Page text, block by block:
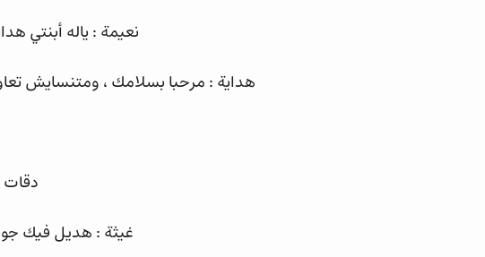
نعيمة : ياله أبنتي
هداية : مرحبا بسلامك ، ومتنسايش
دقات
غيثة : هديل فيك